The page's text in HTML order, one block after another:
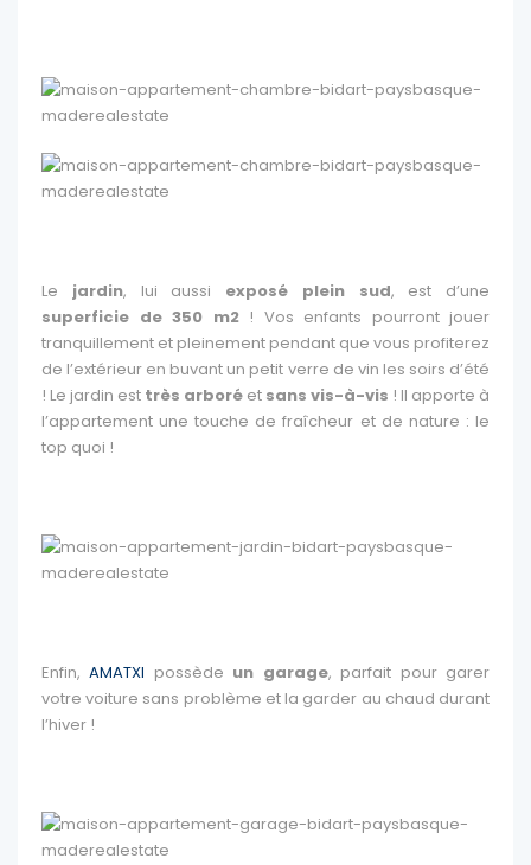
Le jardin, lui aussi exposé plein sud, est d’une
superficie de 350 m2! Vos enfants pourront jouer
tranquillement et pleinement pendant que vous profiterez
de l’extérieur en buvant un petit verre de vin les soirs d’été
! Le jardin est très arboré et sans vis-à-vis ! Il apporte à
l’appartement une touche de fraîcheur et de nature : le
top quoi !
Enfin,AMATXI possède un garage, parfait pour garer
votre voiture sans problème et la garder au chaud durant
l’hiver !